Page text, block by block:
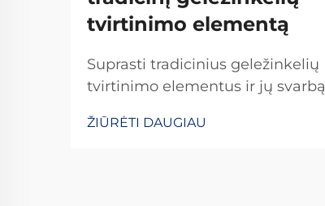
tvirtinimo elementą
Suprasti tradicinius geležinkelių
tvirtinimo elementus ir jų svarbą
elementai yra kritiškai svarbūs
ŽIŪRĖTI DAUGIAU